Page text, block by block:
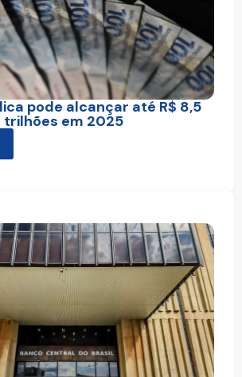
pode alcançar até R$ 8,5
trilhões em 2025